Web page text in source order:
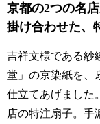
京都の2つの名
掛け合わせた、
吉祥文様である紗
堂」の京染紙を、
仕立てあげました
店の特注扇子。手